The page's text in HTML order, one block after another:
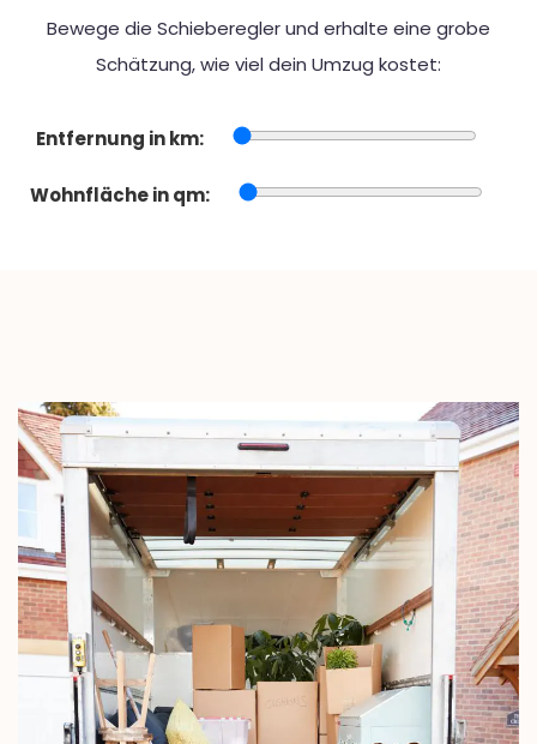
Bewege die Schieberegler und erhalte eine grobe
Schätzung, wie viel dein Umzug kostet:
Entfernung in km:
Wohnfläche in qm: